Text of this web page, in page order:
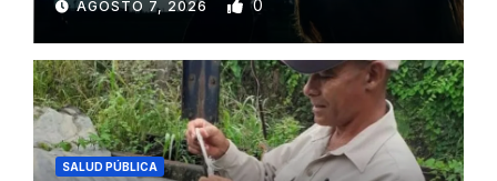
AGOSTO 7, 2026 0
SALUD PÚBLICA